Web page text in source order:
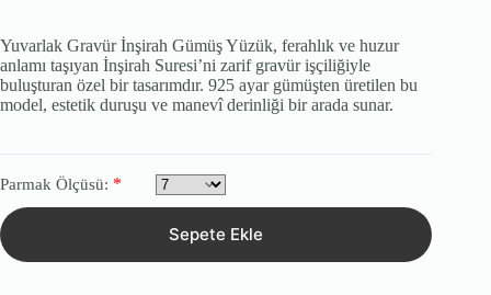
Yuvarlak Gravür İnşirah Gümüş Yüzük, ferahlık ve huzur
anlamı taşıyan İnşirah Suresi’ni zarif gravür işçiliğiyle
buluşturan özel bir tasarımdır. 925 ayar gümüşten üretilen bu
model, estetik duruşu ve manevî derinliği bir arada sunar.
Parmak Ölçüsü: *
Sepete Ekle